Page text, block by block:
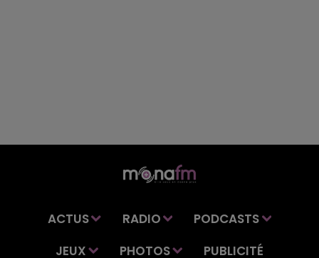
ACTUS RADIO
PODCASTS
JEUX
PHOTOS PUBLICITÉ